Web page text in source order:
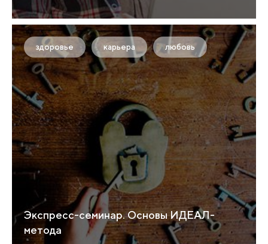
здоровье карьера любовь
Экспресс-семинар. Основы ИДЕАЛ-
метода